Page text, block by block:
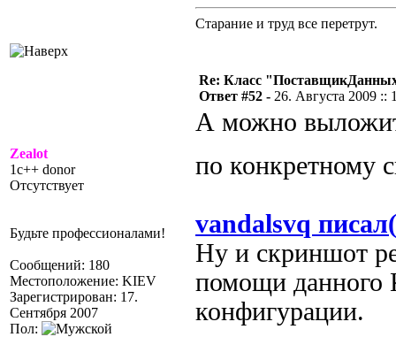
Старание и труд все перетрут.
Zealot
1c++ donor
Отсутствует
Будьте профессионалами!
Сообщений: 180
Местоположение: KIEV
Зарегистрирован: 17.
Сентября 2007
Пол:
Re: Класс
Ответ #52 - 26. Августа 2009 ::
А можно
по конкретному
vandalsvq
Ну и скриншот
помощи данного
конфигурации.